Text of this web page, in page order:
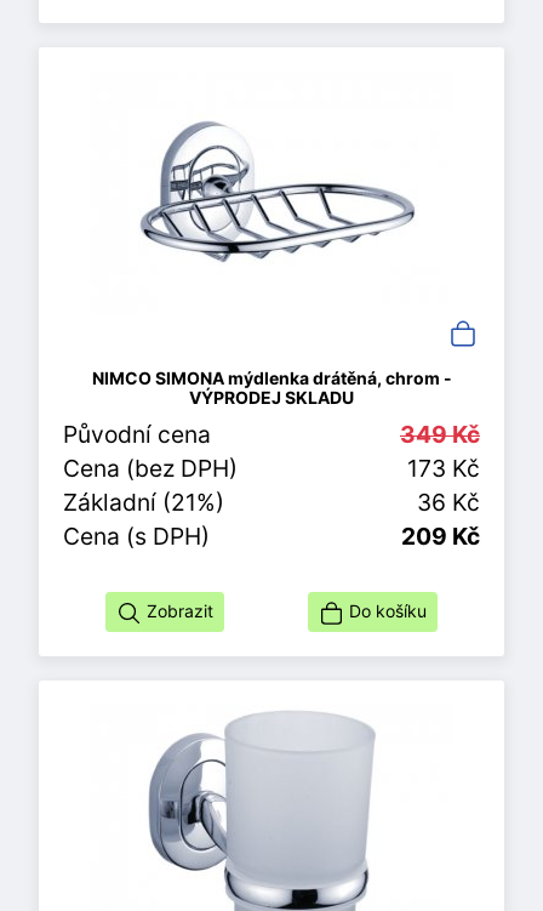
NIMCO SIMONA mýdlenka drátěná, chrom -
VÝPRODEJ SKLADU
Původní cena
349 Kč
Cena (bez DPH)
173 Kč
Základní (21%)
36 Kč
Cena (s DPH)
209 Kč
Zobrazit Do košíku